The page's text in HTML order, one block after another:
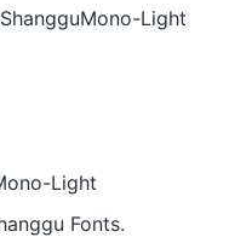
Light
Light
Fonts.